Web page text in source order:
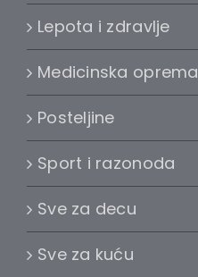
Lepota i zdravlje
Medicinska oprema
Posteljine
Sport i razonoda
Sve za decu
Sve za kuću